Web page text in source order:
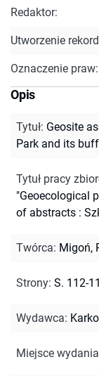
Redaktor:
Utworzenie
Oznaczenie praw:
Opis
Tytuł: Geosite
Park and its
Tytuł pracy
"Geoecological
of abstracts :
Twórca: Migoń,
Strony: S. 112-
Wydawca:
Miejsce wydania